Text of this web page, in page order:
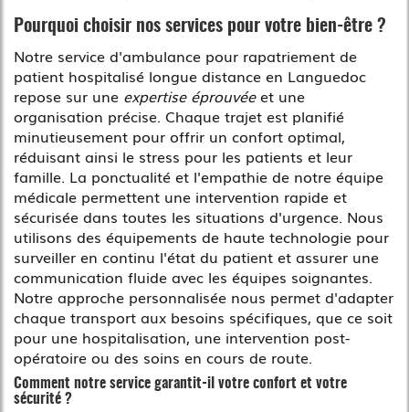
Pourquoi choisir nos services pour votre bien-être ?
Notre service d'ambulance pour rapatriement de
patient hospitalisé longue distance en Languedoc
repose sur une expertise éprouvéeet une
organisation précise. Chaque trajet est planifié
minutieusement pour offrir un confort optimal,
réduisant ainsi le stress pour les patients et leur
famille. La ponctualité et l'empathie de notre équipe
médicale permettent une intervention rapide et
sécurisée dans toutes les situations d'urgence. Nous
utilisons des équipements de haute technologie pour
surveiller en continu l'état du patient et assurer une
communication fluide avec les équipes soignantes.
Notre approche personnalisée nous permet d'adapter
chaque transport aux besoins spécifiques, que ce soit
pour une hospitalisation, une intervention post-
opératoire ou des soins en cours de route.
Comment notre service garantit-il votre confort et votre
sécurité ?